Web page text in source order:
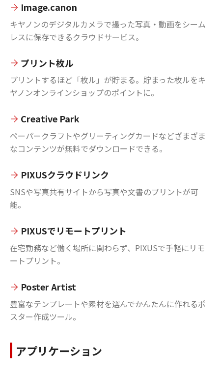
Image.canon
キヤノンのデジタルカメラで撮った写真・動画をシーム
レスに保存できるクラウドサービス。
プリント枚ル
プリントするほど「枚ル」が貯まる。貯まった枚ルをキ
ヤノンオンラインショップのポイントに。
Creative Park
ペーパークラフトやグリーティングカードなどざまざま
なコンテンツが無料でダウンロードできる。
PIXUSクラウドリンク
SNSや写真共有サイトから写真や文書のプリントが可
能。
PIXUSでリモートプリント
在宅勤務など働く場所に関わらず、PIXUSで手軽にリモ
ートプリント。
Poster Artist
豊富なテンプレートや素材を選んでかんたんに作れるポ
スター作成ツール。
アプリケーション